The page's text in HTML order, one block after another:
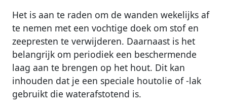
Het is aan te raden om de wanden wekelijks af
te nemen met een vochtige doek om stof en
zeepresten te verwijderen. Daarnaast is het
belangrijk om periodiek een beschermende
laag aan te brengen op het hout. Dit kan
inhouden dat je een speciale houtolie of -lak
gebruikt die waterafstotend is.